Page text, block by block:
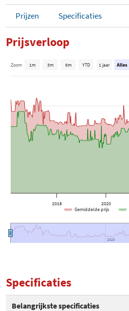
Prijzen Specificaties
Prijsverloop
2018 2020
2020
2020
Zoom 1m 3m 6m YTD 1 jaar Alles
Gemiddelde prijs
Specificaties
Belangrijkste specificaties